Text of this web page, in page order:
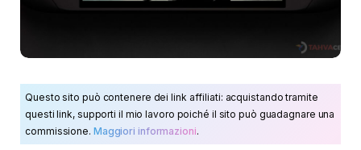
Questo sito può contenere dei link affiliati: acquistando tramite
questi link, supporti il mio lavoro poiché il sito può guadagnare una
commissione. Maggiori informazioni.